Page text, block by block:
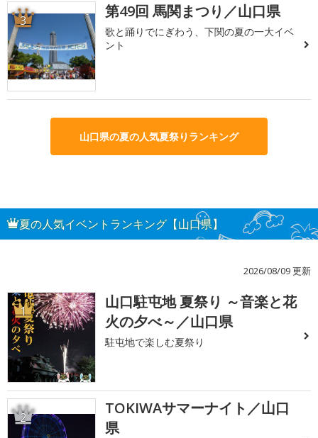
3 第49回 馬関まつり／山口県
歌と踊りでにぎわう、下関の夏の一大イベ
ント
山口県の夏の人気夏祭りランキング
夏の人気イベントランキング【山口県】
2026/08/09 更新
1
山口駐屯地 夏祭り ～音楽と花
火の夕べ～／山口県
駐屯地で楽しむ夏祭り
2
TOKIWAサマーナイト／山口
県